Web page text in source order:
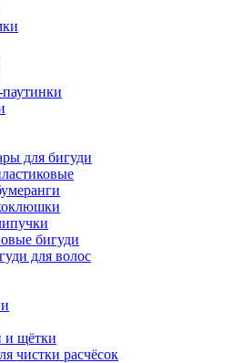
для бигуди
бигуди
для волос
и щётки
чистки расчёсок